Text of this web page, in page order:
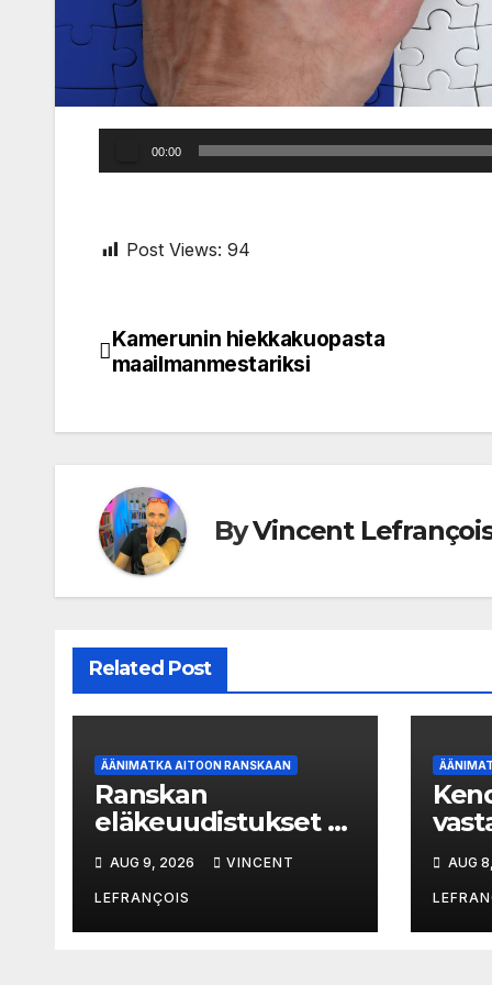
Player
00:00
Post Views: 94
Post
Kamerunin hiekkakuopasta
maailmanmestariksi
ByVincent
Related Post
ÄÄNIMATKA AITOON RANSKAAN
Ranskan
eläkeuudistukset –
miksi kansa nousee
kaduille
AUG 9, 2026 VINCENT
LEFRANÇOIS
AUG